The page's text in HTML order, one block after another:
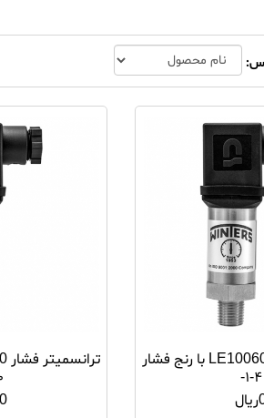
ترانسمیتر فشار LE10060 با رنج فشار
۴-۱-
0ریال